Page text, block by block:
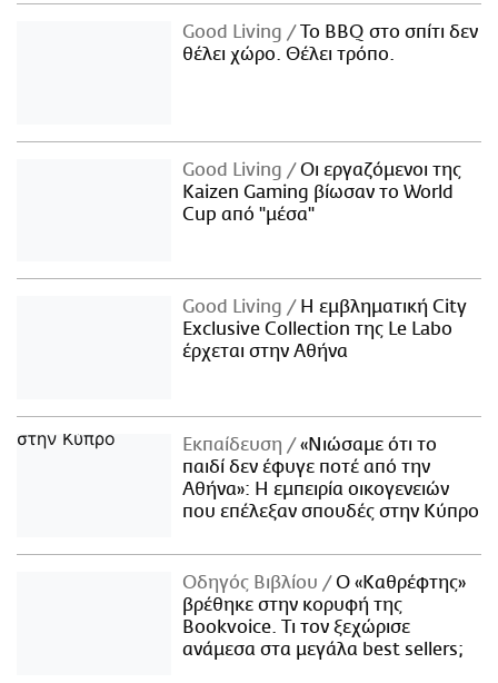
Good Living
Το BBQ στο σπίτι δεν
θέλει χώρο. Θέλει τρόπο.
Good Living
Οι εργαζόμενοι της
Kaizen Gaming βίωσαν το World
Cup από "μέσα"
Good Living
Η εμβληματική City
Exclusive Collection της Le Labo
έρχεται στην Αθήνα
Εκπαίδευση
«Νιώσαμε ότι το
παιδί δεν έφυγε ποτέ από την
Αθήνα»: Η εμπειρία οικογενειών
που επέλεξαν σπουδές στην Κύπρο
Οδηγός Βιβλίου
Ο «Καθρέφτης»
βρέθηκε στην κορυφή της
Bookvoice. Τι τον ξεχώρισε
ανάμεσα στα μεγάλα best sellers;